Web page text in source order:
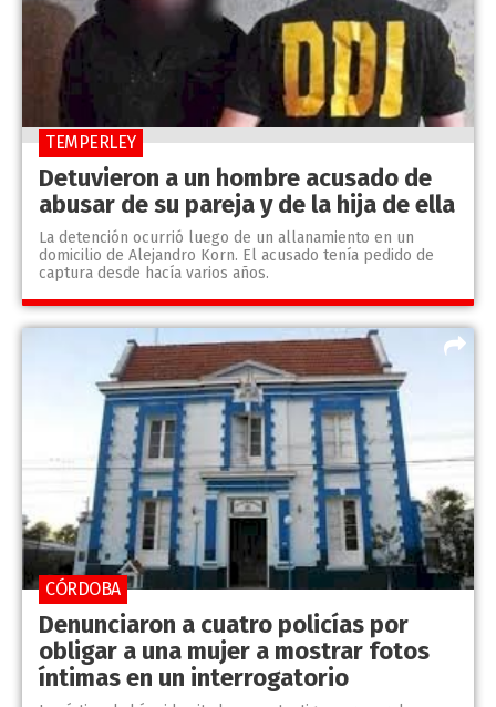
Detuvieron a un hombre acusado de
abusar de su pareja y de la hija de ella
La detención ocurrió luego de un allanamiento en un
domicilio de Alejandro Korn. El acusado tenía pedido de
captura desde hacía varios años.
TEMPERLEY
Denunciaron a cuatro policías por
obligar a una mujer a mostrar fotos
íntimas en un interrogatorio
CÓRDOBA